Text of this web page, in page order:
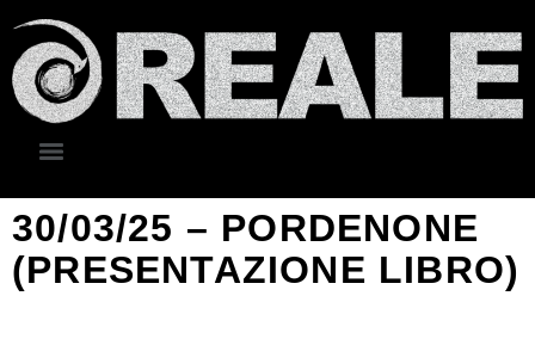
30/03/25 – PORDENONE
(PRESENTAZIONE LIBRO)